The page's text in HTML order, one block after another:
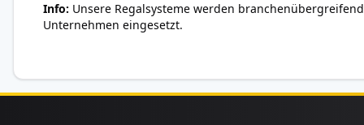
Info Unsere Regalsysteme werden
Unternehmen eingesetzt.